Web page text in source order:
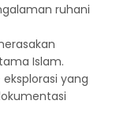
ruhani
Islam.
eksplorasi yang